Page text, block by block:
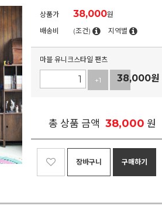
상품가 38,000원
배송비
(조건) 지역별
마블 유니크스타일 팬츠
+1 -1
38,000원
총 상품 금액 38,000 원
장바구니 구매하기